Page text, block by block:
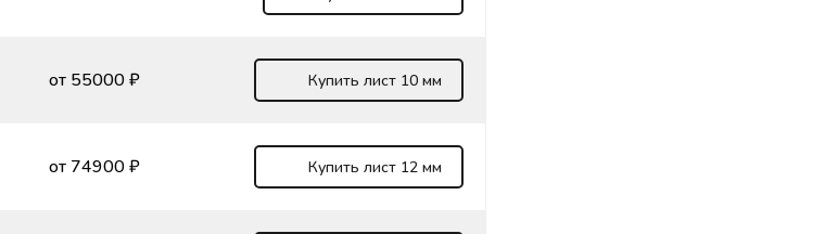
от 55000 ₽ Купить лист 10 мм
от 74900 ₽ Купить лист 12 мм